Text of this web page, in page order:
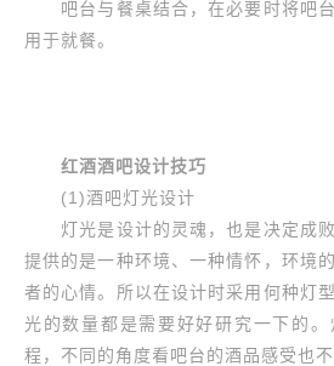
吧台与餐桌结合，在必要时将吧台
用于就餐。
红酒酒吧设计技巧
(1)酒吧灯光设计
灯光是设计的灵魂，也是决定成败
提供的是一种环境、一种情怀，环境
者的心情。所以在设计时采用何种灯
光的数量都是需要好好研究一下的
程，不同的角度看吧台的酒品感受也不